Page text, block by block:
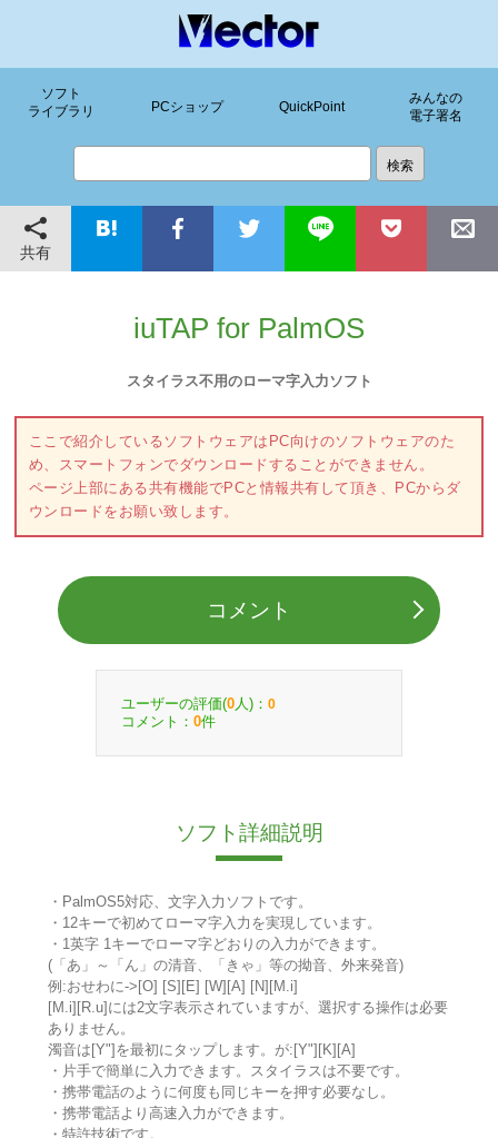
ソフト
ライブラリ
PCショップ QuickPoint
みんなの
電子署名
共有
iuTAP for PalmOS
スタイラス不用のローマ字入力ソフト
ここで紹介しているソフトウェアはPC向けのソフトウェアのた
め、スマートフォンでダウンロードすることができません。
ページ上部にある共有機能でPCと情報共有して頂き、PCからダ
ウンロードをお願い致します。
コメント
ユーザーの評価(0 人)： 0
コメント： 0件
ソフト詳細説明
・PalmOS5対応、文字入力ソフトです。
・12キーで初めてローマ字入力を実現しています。
・1英字 1キーでローマ字どおりの入力ができます。
(「あ」～「ん」の清音、「きゃ」等の拗音、外来発音)
例:おせわに->[O] [S][E] [W][A] [N][M.i]
[M.i][R.u]には2文字表示されていますが、選択する操作は必要
ありません。
濁音は[Y"]を最初にタップします。が:[Y"][K][A]
・片手で簡単に入力できます。スタイラスは不要です。
・携帯電話のように何度も同じキーを押す必要なし。
・携帯電話より高速入力ができます。
・特許技術です。